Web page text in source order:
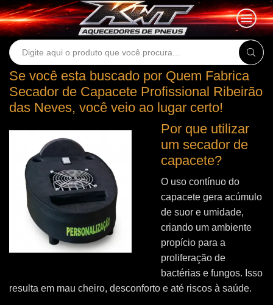
Search
Se você esta buscado por Quem Fabrica
Secador de Capacete Profissional Ribeirão
das Neves, você veio ao lugar certo!
Por que utilizar
um secador de
capacete?
O uso contínuo do
capacete gera acúmulo
de suor e umidade,
criando um ambiente
propício para a
proliferação de
bactérias e fungos. Isso
resulta em mau cheiro, desconforto e até riscos à saúde.